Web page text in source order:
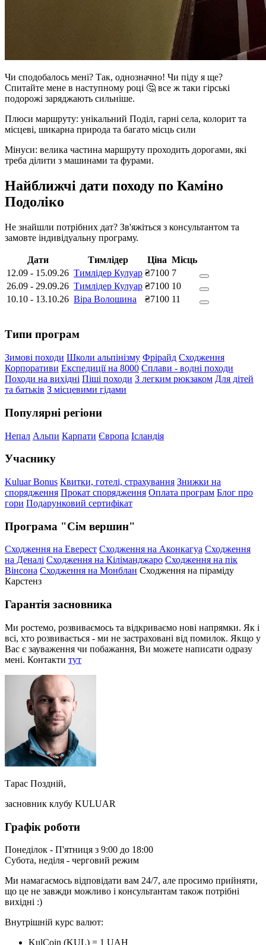
Чи сподобалось мені? Так, однозначно! Чи піду я ще?
Спитайте мене в наступному році 🤔 все ж таки гірські
подорожі заряджають сильніше.
Плюси маршруту: унікальний Поділ, гарні села, колорит та
місцеві, шикарна природа та багато місць сили
Мінуси: велика частина маршруту проходить дорогами, які
треба ділити з машинами та фурами.
Найближчі дати походу по Каміно
Подоліко
Не знайшли потрібних дат? Зв'яжіться з консультантом та
замовте індивідуальну програму.
Дати Тимлідер Ціна Місць
12.09 - 15.09.26 Тимлідер Кулуар ₴7100 7
26.09 - 29.09.26 Тимлідер Кулуар ₴7100 10
10.10 - 13.10.26 Віра Волошина ₴7100 11
Типи програм
Зимові походи Школи альпінізму Фрірайд Сходження
Корпоративи Експедиції на 8000 Сплави - водні походи
Походи на вихідні Піші походи З легким рюкзаком Для дітей
та батьків З місцевими гідами
Популярні регіони
Непал Альпи Карпати Європа Ісландія
Учаснику
Kuluar Bonus Квитки, готелі, страхування Знижки на
спорядження Прокат спорядження Оплата програм Блог про
гори Подарунковий сертифікат
Програма "Сім вершин"
Сходження на Еверест Сходження на Аконкагуа Сходження
на Деналі Сходження на Кіліманджаро Сходження на пік
Вінсона Сходження на Монблан Сходження на піраміду
Карстенз
Гарантія засновника
Ми ростемо, розвиваємось та відкриваємо нові напрямки. Як і
всі, хто розвивається - ми не застраховані від помилок. Якщо у
Вас є зауваження чи побажання, Ви можете написати одразу
мені. Контакти тут
Тарас Поздній,
засновник клубу KULUAR
Графік роботи
Понеділок - П'ятниця з 9:00 до 18:00
Субота, неділя - черговий режим
Ми намагаємось відповідати вам 24/7, але просимо прийняти,
що це не завжди можливо і консультантам також потрібні
вихідні :)
Внутрішній курс валют:
KulCoin (KUL) = 1 UAH